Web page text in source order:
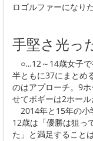
ロゴルファーになり
手堅さ光っ
○…12～14歳女子で
半ともに37にまとめ
のはアプローチ。9
せてボギーは2ホール
2014年と15年の小
12歳は「優勝は狙っ
た」と満足すること